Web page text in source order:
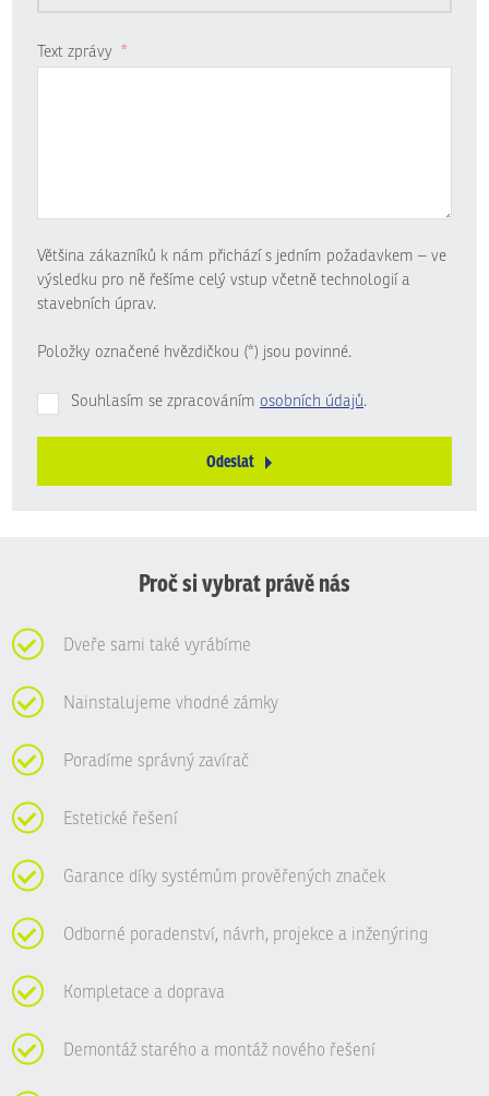
Text zprávy *
Většina zákazníků k nám přichází s jedním požadavkem – ve
výsledku pro ně řešíme celý vstup včetně technologií a
stavebních úprav.
Položky označené hvězdičkou (*) jsou povinné.
Souhlasím se zpracováním osobních údajů.
Odeslat
Proč si vybrat právě nás
Dveře sami také vyrábíme
Nainstalujeme vhodné zámky
Poradíme správný zavírač
Estetické řešení
Garance díky systémům prověřených značek
Odborné poradenství, návrh, projekce a inženýring
Kompletace a doprava
Demontáž starého a montáž nového řešení